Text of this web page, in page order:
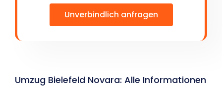
Unverbindlich anfragen
Umzug Bielefeld Novara: Alle Informationen